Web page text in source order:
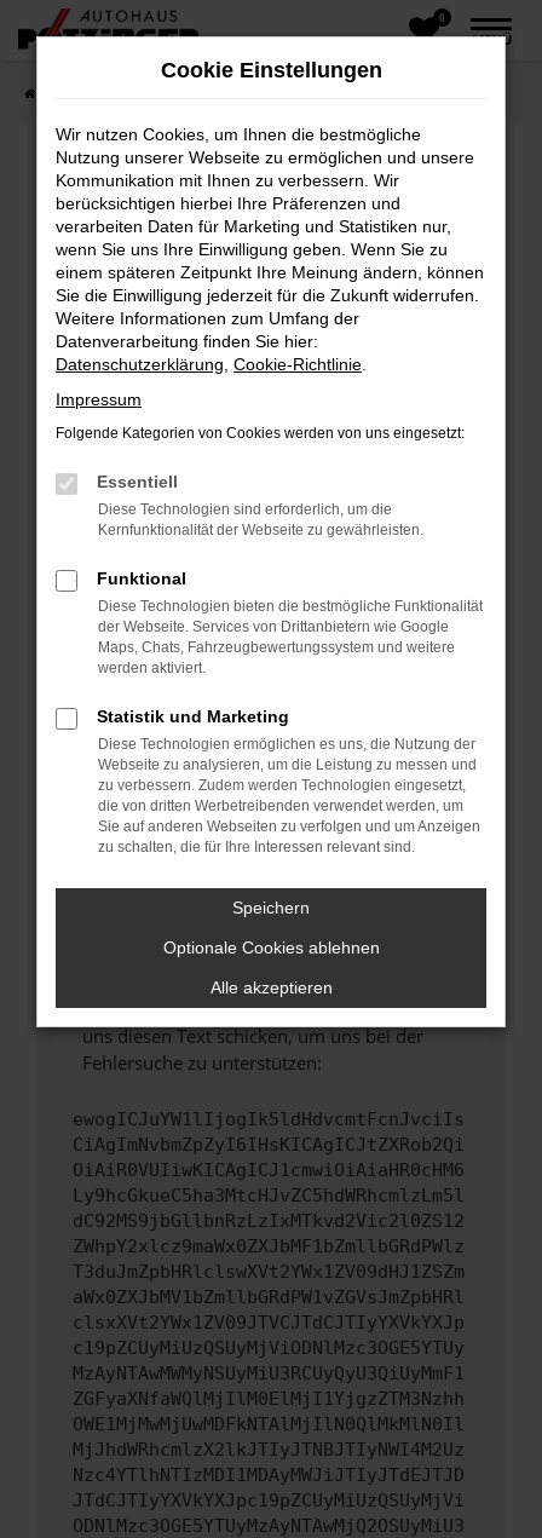
Zum
0
MENÜ
Fehler: Network Error
Beim Laden ist ein Fehler aufgetreten.
Hier sind ein paar Tipps, die dir helfen können:
Überprüfe deine Firewall und deine
Laden andere Webseiten, zum Beispiel deine
Suchmaschine?
Prüfe deine Browsererweiterungen.
Manche Erweiterungen, wie Werbeblocker,
können das Laden bestimmter Seiten
anderen Browser oder in einem privaten
Fenster?
Starte dein Gerät neu.
Das kann manchmal helfen, vorübergehende
Stelle sicher, dass dein Browser und dein
Betriebssystem auf dem neuesten Stand
sind.
Veraltete Software birgt nicht nur ein
Sicherheitsrisiko, sondern kann auch dazu
unterstützt werden.
Wenn du alle oben genannten Schritte versucht
hast, kontaktiere uns bitte. Wir werden
versuchen, das Problem zu beheben. Du kannst
uns diesen Text schicken, um uns bei der
Fehlersuche zu unterstützen:
ewogICJuYW1lIjogIk5ldHdvcmtFcnJvciIs
CiAgImNvbmZpZyI6IHsKICAgICJtZXRob2Qi
OiAiR0VUIiwKICAgICJ1cmwiOiAiaHR0cHM6
Ly9hcGkueC5ha3MtcHJvZC5hdWRhcmlzLm5l
dC92MS9jbGllbnRzLzIxMTkvd2Vic2l0ZS12
ZWhpY2xlcz9maWx0ZXJbMF1bZmllbGRdPWlz
T3duJmZpbHRlclswXVt2YWx1ZV09dHJ1ZSZm
aWx0ZXJbMV1bZmllbGRdPW1vZGVsJmZpbHRl
clsxXVt2YWx1ZV09JTVCJTdCJTIyYXVkYXJp
c19pZCUyMiUzQSUyMjViODNlMzc3OGE5YTUy
MzAyNTAwMWMyNSUyMiU3RCUyQyU3QiUyMmF1
ZGFyaXNfaWQlMjIlM0ElMjI1YjgzZTM3Nzhh
OWE1MjMwMjUwMDFkNTAlMjIlN0QlMkMlN0Il
MjJhdWRhcmlzX2lkJTIyJTNBJTIyNWI4M2Uz
Nzc4YTlhNTIzMDI1MDAyMWJiJTIyJTdEJTJD
JTdCJTIyYXVkYXJpc19pZCUyMiUzQSUyMjVi
ODNlMzc3OGE5YTUyMzAyNTAwMjQ2OSUyMiU3
Cookie Einstellungen
Wir nutzen Cookies, um Ihnen die bestmögliche
Nutzung unserer Webseite zu ermöglichen und unsere
Kommunikation mit Ihnen zu verbessern. Wir
berücksichtigen hierbei Ihre Präferenzen und
verarbeiten Daten für Marketing und Statistiken nur,
wenn Sie uns Ihre Einwilligung geben. Wenn Sie zu
einem späteren Zeitpunkt Ihre Meinung ändern, können
Sie die Einwilligung jederzeit für die Zukunft widerrufen.
Weitere Informationen zum Umfang der
Datenverarbeitung finden Sie hier:
Datenschutzerklärung Cookie-Richtlinie
Impressum
Folgende Kategorien von Cookies werden von uns eingesetzt:
Essentiell
Diese Technologien sind erforderlich, um die
Kernfunktionalität der Webseite zu gewährleisten.
Funktional
Diese Technologien bieten die bestmögliche Funktionalität
der Webseite. Services von Drittanbietern wie Google
Maps, Chats, Fahrzeugbewertungssystem und weitere
werden aktiviert.
Statistik und Marketing
Diese Technologien ermöglichen es uns, die Nutzung der
Webseite zu analysieren, um die Leistung zu messen und
zu verbessern. Zudem werden Technologien eingesetzt,
die von dritten Werbetreibenden verwendet werden, um
Sie auf anderen Webseiten zu verfolgen und um Anzeigen
zu schalten, die für Ihre Interessen relevant sind.
Speichern
Optionale Cookies ablehnen
Alle akzeptieren